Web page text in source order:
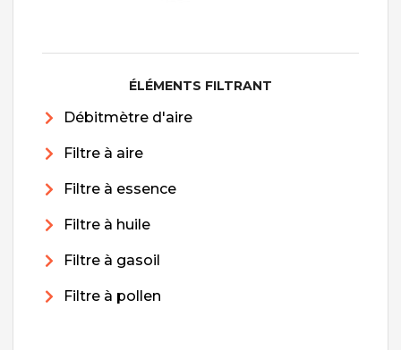
ÉLÉMENTS FILTRANT
Débitmètre d'aire
Filtre à aire
Filtre à essence
Filtre à huile
Filtre à gasoil
Filtre à pollen